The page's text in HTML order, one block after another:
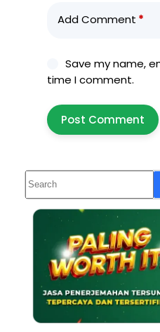
Add Comment *
Save my name,
time I comment.
Post Comment